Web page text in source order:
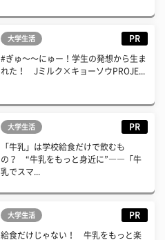
大学生活 PR
#ぎゅ〜〜にゅー！学生の発想から生ま
れた！ Jミルク×キョーソウPROJE...
大学生活 PR
「牛乳」は学校給食だけで飲むも
の？ “牛乳をもっと身近に”――「牛
乳でスマ...
大学生活 PR
給食だけじゃない！ 牛乳をもっと楽